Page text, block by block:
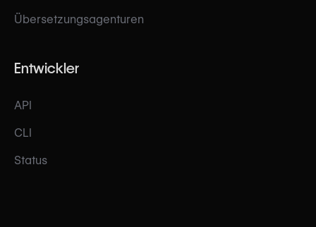
Übersetzungsagenturen
Entwickler
API
CLI
Status